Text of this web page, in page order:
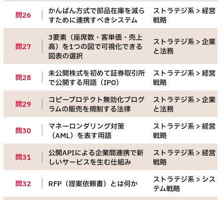
問26
かんばん方式で部品在庫を減ら
すために連携すべきシステム
ストラテジ系 > 経営
戦略
問27
3要素（座席数・客単価・売上
高）を1つの図で可視化できる
図表の選択
ストラテジ系 > 企業
と法務
問28
未公開株式を初めて証券取引所
で公開する用語（IPO）
ストラテジ系 > 経営
戦略
問29
コピープロテクト無効化プログ
ラムの販売を規制する法律
ストラテジ系 > 企業
と法務
問30
マネーロンダリング対策
（AML）を表す用語
ストラテジ系 > 経営
戦略
問31
公開APIによる企業間連携で新
しいサービスを生む仕組み
ストラテジ系 > 経営
戦略
問32 RFP（提案依頼書）とは何か
ストラテジ系 > シス
テム戦略